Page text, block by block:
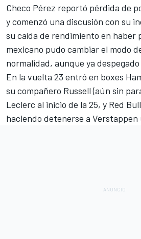
Checo Pérez reportó pérdida de
y comenzó una discusión con su
su caída de rendimiento en haber
mexicano pudo cambiar el modo
normalidad, aunque ya despegado
En la vuelta 23 entró en boxes
su compañero Russell (aún sin
Leclerc al inicio de la 25, y Red
haciendo detenerse a Verstappen